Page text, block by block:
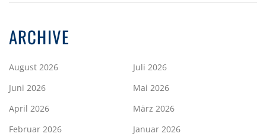
ARCHIVE
August 2026
Juli 2026
Juni 2026
Mai 2026
April 2026
März 2026
Februar 2026
Januar 2026